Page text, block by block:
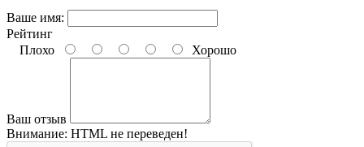
Ваше имя:
Рейтинг
Плохо
Хорошо
Ваш отзыв
Внимание: HTML не переведен!